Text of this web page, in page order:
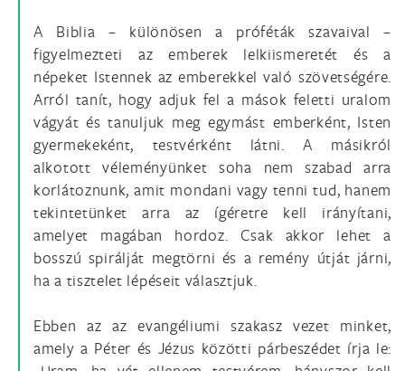
A Biblia – különösen a próféták szavaival –
figyelmezteti az emberek lelkiismeretét és a
népeket Istennek az emberekkel való szövetségére.
Arról tanít, hogy adjuk fel a mások feletti uralom
vágyát és tanuljuk meg egymást emberként, Isten
gyermekeként, testvérként látni. A másikról
alkotott véleményünket soha nem szabad arra
korlátoznunk, amit mondani vagy tenni tud, hanem
tekintetünket arra az ígéretre kell irányítani,
amelyet magában hordoz. Csak akkor lehet a
bosszú spirálját megtörni és a remény útját járni,
ha a tisztelet lépéseit választjuk.
Ebben az az evangéliumi szakasz vezet minket,
amely a Péter és Jézus közötti párbeszédet írja le: